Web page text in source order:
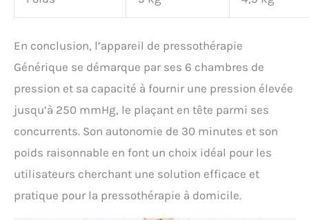
En conclusion, l’appareil de pressothérapie
Générique se démarque par ses 6 chambres de
pression et sa capacité à fournir une pression élevée
jusqu’à 250 mmHg, le plaçant en tête parmi ses
concurrents. Son autonomie de 30 minutes et son
poids raisonnable en font un choix idéal pour les
utilisateurs cherchant une solution efficace et
pratique pour la pressothérapie à domicile.